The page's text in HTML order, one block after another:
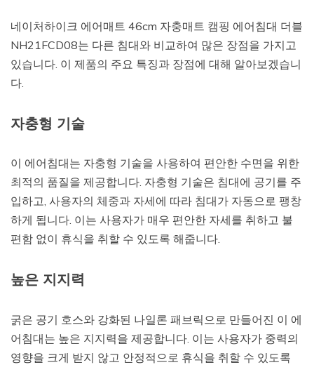
네이처하이크 에어매트 46cm 자충매트 캠핑 에어침대 더블
NH21FCD08는 다른 침대와 비교하여 많은 장점을 가지고
있습니다. 이 제품의 주요 특징과 장점에 대해 알아보겠습니
다.
자충형 기술
이 에어침대는 자충형 기술을 사용하여 편안한 수면을 위한
최적의 품질을 제공합니다. 자충형 기술은 침대에 공기를 주
입하고, 사용자의 체중과 자세에 따라 침대가 자동으로 팽창
하게 됩니다. 이는 사용자가 매우 편안한 자세를 취하고 불
편함 없이 휴식을 취할 수 있도록 해줍니다.
높은 지지력
굵은 공기 호스와 강화된 나일론 패브릭으로 만들어진 이 에
어침대는 높은 지지력을 제공합니다. 이는 사용자가 중력의
영향을 크게 받지 않고 안정적으로 휴식을 취할 수 있도록